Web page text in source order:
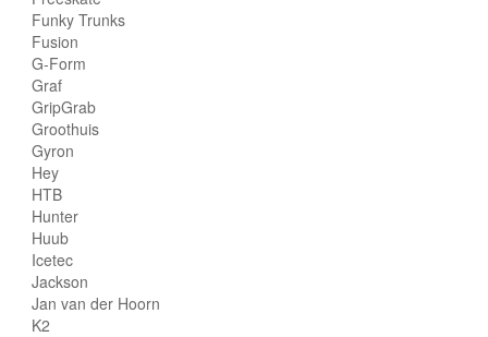
Funky Trunks
Fusion
G-Form
Graf
GripGrab
Groothuis
Gyron
Hey
HTB
Hunter
Huub
Icetec
Jackson
Jan van der Hoorn
K2